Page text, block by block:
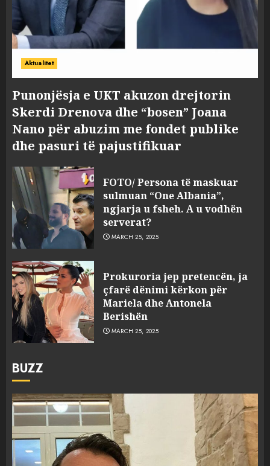
Aktualitet
Punonjësja e UKT akuzon drejtorin
Skerdi Drenova dhe “bosen” Joana
Nano për abuzim me fondet publike
dhe pasuri të pajustifikuar
FOTO/ Persona të maskuar
sulmuan “One Albania”,
ngjarja u fsheh. A u vodhën
serverat?
MARCH 25, 2025
Prokuroria jep pretencën, ja
çfarë dënimi kërkon për
Mariela dhe Antonela
Berishën
MARCH 25, 2025
BUZZ